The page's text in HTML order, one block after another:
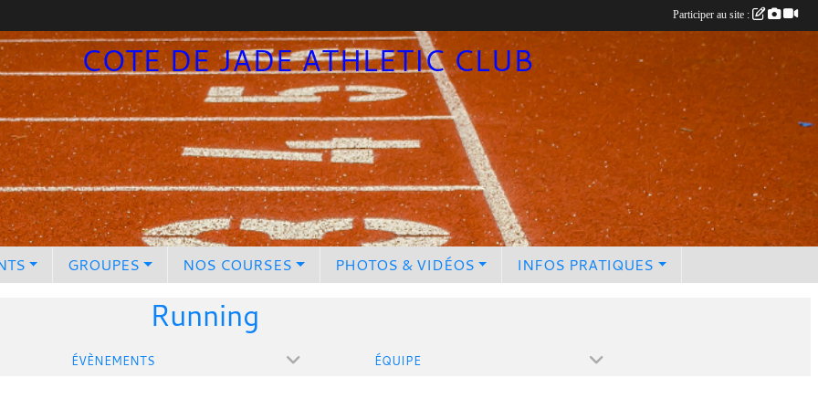
COTE DE JADE ATHLETIC CLUB
GROUPES NOS COURSES PHOTOS & VIDÉOS INFOS PRATIQUES
Running
ÉVÈNEMENTS ÉQUIPE
Participer au site :